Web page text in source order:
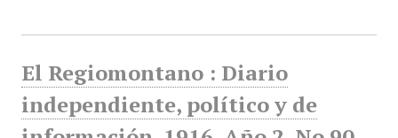
El Regiomontano : Diario
independiente, político y de